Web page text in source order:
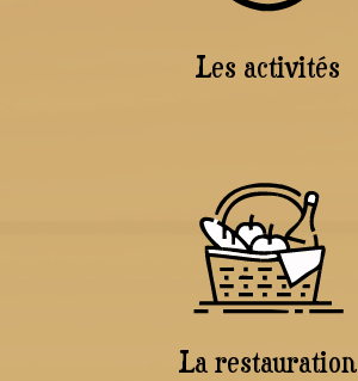
Les activités
La restauration